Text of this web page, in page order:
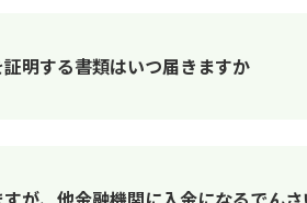
明する書類はいつ届きますか